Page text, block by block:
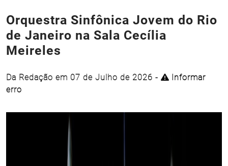
Orquestra Sinfônica Jovem do Rio
de Janeiro na Sala Cecília
Meireles
Da Redação em 07 de Julho de 2026 -
Informar
erro